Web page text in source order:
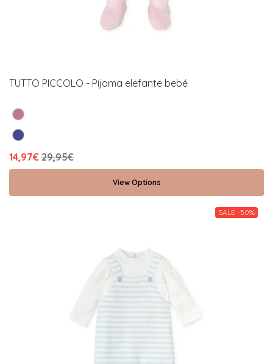
TUTTO PICCOLO - Pijama elefante bebé
14,97€ 29,95€
View Options
SALE -50%